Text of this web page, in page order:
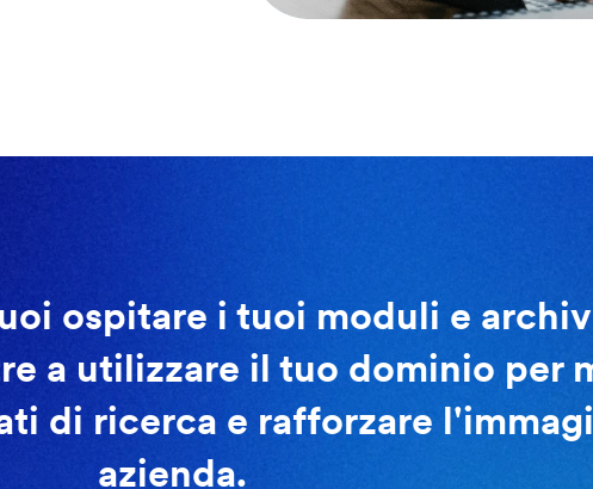
ospitare i tuoi moduli e
a utilizzare il tuo dominio per
di ricerca e rafforzare
azienda.